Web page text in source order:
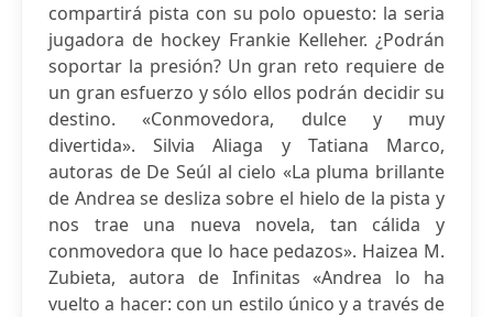
compartirá pista con su polo opuesto: la seria
jugadora de hockey Frankie Kelleher. ¿Podrán
soportar la presión? Un gran reto requiere de
un gran esfuerzo y sólo ellos podrán decidir su
destino. «Conmovedora, dulce y muy
divertida». Silvia Aliaga y Tatiana Marco,
autoras de De Seúl al cielo «La pluma brillante
de Andrea se desliza sobre el hielo de la pista y
nos trae una nueva novela, tan cálida y
conmovedora que lo hace pedazos». Haizea M.
Zubieta, autora de Infinitas «Andrea lo ha
vuelto a hacer: con un estilo único y a través de